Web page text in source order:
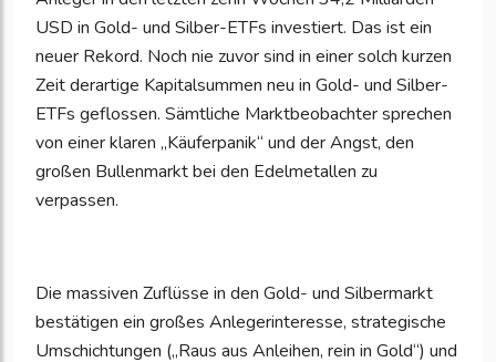
USD in Gold- und Silber-ETFs investiert. Das ist ein
neuer Rekord. Noch nie zuvor sind in einer solch kurzen
Zeit derartige Kapitalsummen neu in Gold- und Silber-
ETFs geflossen. Sämtliche Marktbeobachter sprechen
von einer klaren „Käuferpanik“ und der Angst, den
großen Bullenmarkt bei den Edelmetallen zu
verpassen.
Die massiven Zuflüsse in den Gold- und Silbermarkt
bestätigen ein großes Anlegerinteresse, strategische
Umschichtungen („Raus aus Anleihen, rein in Gold“) und